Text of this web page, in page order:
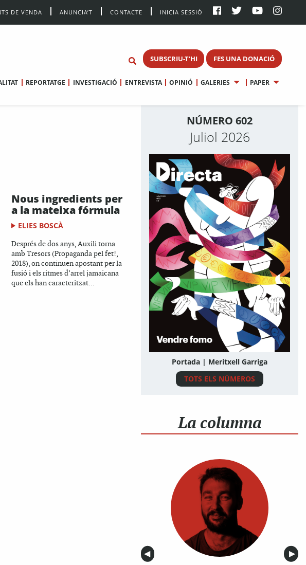
DE VENDA ANUNCIA’T CONTACTE INICIA SESSIÓ
SUBSCRIU-T'HI FES UNA DONACIÓ
REPORTATGE INVESTIGACIÓ ENTREVISTA OPINIÓ GALERIES PAPER
Nous ingredients per
a la mateixa fórmula
ELIES BOSCÀ
Després de dos anys, Auxili torna
amb Tresors (Propaganda pel fet!,
2018), on continuen apostant per la
fusió i els ritmes d’arrel jamaicana
que els han caracteritzat...
NÚMERO 602
Juliol 2026
Portada | Meritxell Garriga
TOTS ELS NÚMEROS
La columna
Anterior
◀︎ ▶︎